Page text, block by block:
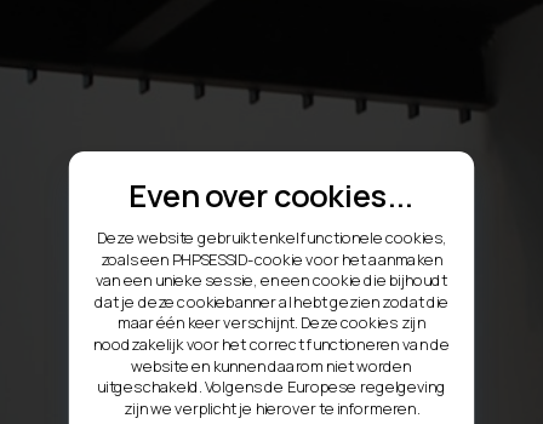
Even over cookies...
Deze website gebruikt enkel functionele cookies,
zoals een PHPSESSID-cookie voor het aanmaken
van een unieke sessie, en een cookie die bijhoudt
dat je deze cookiebanner al hebt gezien zodat die
maar één keer verschijnt. Deze cookies zijn
noodzakelijk voor het correct functioneren van de
website en kunnen daarom niet worden
uitgeschakeld. Volgens de Europese regelgeving
zijn we verplicht je hierover te informeren.